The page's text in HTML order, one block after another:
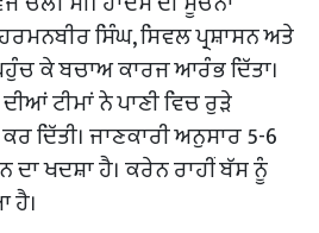
ਸਿੰਘ, ਸਿਵਲ ਪ੍ਰਸ਼ਾਸਨ ਅਤੇ
ਕੇ ਬਚਾਅ ਕਾਰਜ ਆਰੰਭ ਦਿੱਤਾ।
ਟੀਮਾਂ ਨੇ ਪਾਣੀ ਵਿਚ ਰੁੜੇ
ਦਿੱਤੀ। ਜਾਣਕਾਰੀ ਅਨੁਸਾਰ 5-6
ਦਾ ਖਦਸ਼ਾ ਹੈ। ਕਰੇਨ ਰਾਹੀਂ ਬੱਸ ਨੂੰ
ਹੈ।